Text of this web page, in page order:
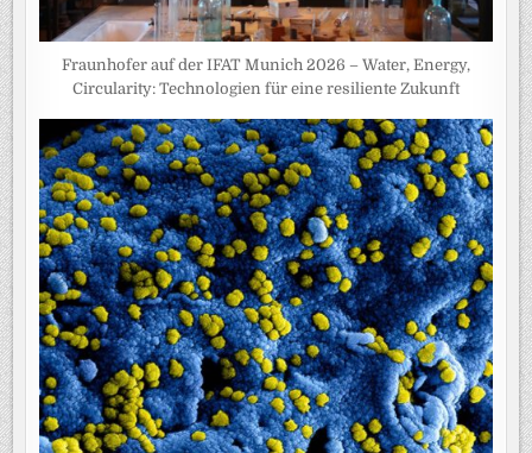
Fraunhofer auf der IFAT Munich 2026 – Water, Energy,
Circularity: Technologien für eine resiliente Zukunft